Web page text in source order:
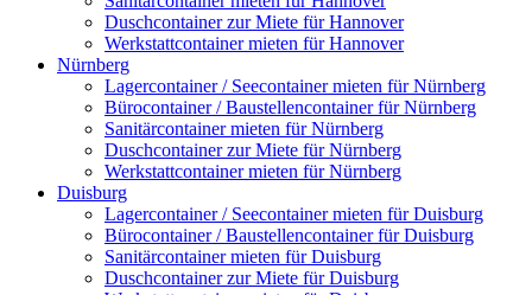
Duschcontainer zur Miete für Hannover
Werkstattcontainer mieten für Hannover
Nürnberg
Lagercontainer / Seecontainer mieten für Nürnberg
Bürocontainer / Baustellencontainer für Nürnberg
Sanitärcontainer mieten für Nürnberg
Duschcontainer zur Miete für Nürnberg
Werkstattcontainer mieten für Nürnberg
Duisburg
Lagercontainer / Seecontainer mieten für Duisburg
Bürocontainer / Baustellencontainer für Duisburg
Sanitärcontainer mieten für Duisburg
Duschcontainer zur Miete für Duisburg